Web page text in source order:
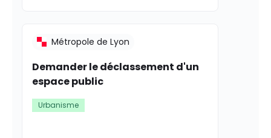
Demander le déclassement d'un
espace public
Métropole de Lyon
Urbanisme